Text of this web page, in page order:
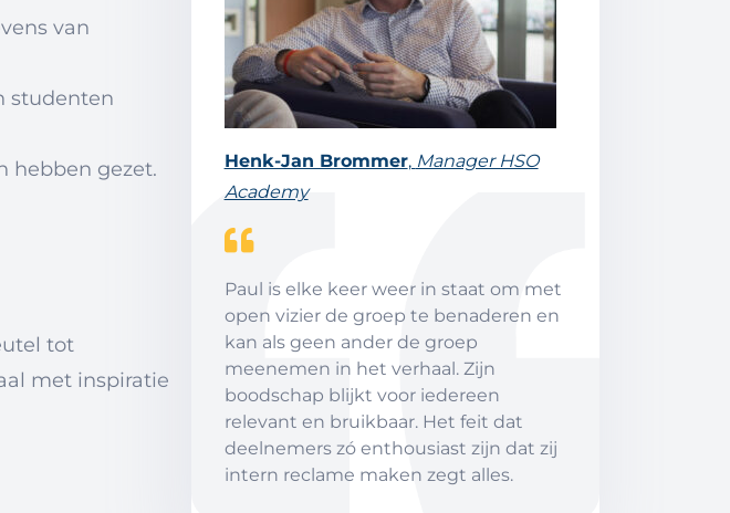
van
studenten
hebben gezet.
tot
met inspiratie
Henk-Jan Brommer, Manager HSO
Academy
Paul is elke keer weer in staat om met
open vizier de groep te benaderen en
kan als geen ander de groep
meenemen in het verhaal. Zijn
boodschap blijkt voor iedereen
relevant en bruikbaar. Het feit dat
deelnemers zó enthousiast zijn dat zij
intern reclame maken zegt alles.